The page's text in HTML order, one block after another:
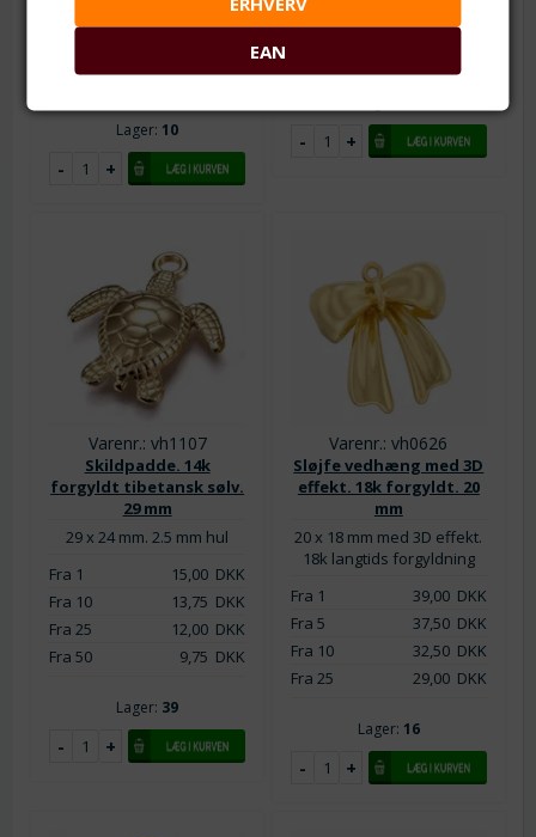
Fra 25
6,75DKK
Fra 100
5,00DKK
Lager: 10
Fra 25
5,00DKK
Varenr.: vh1107
Skildpadde. 14k
forgyldt tibetansk sølv.
29 mm
29 x 24 mm. 2.5 mm hul
Fra 1
15,00DKK
Fra 10
13,75 DKK
Fra 25
12,00DKK
Fra 50
9,75 DKK
Lager: 39
Varenr.: vh0626
Sløjfe vedhæng med 3D
effekt. 18k forgyldt. 20
mm
20 x 18 mm med 3D effekt.
18k langtids forgyldning
Fra 1
39,00DKK
Fra 5
37,50DKK
Fra 10
32,50DKK
Fra 25
29,00DKK
Lager: 16
EAN